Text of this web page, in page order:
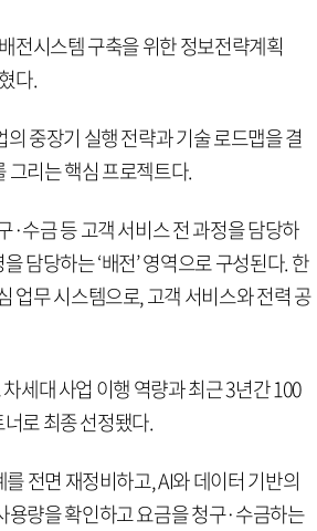
전시스템 구축을 위한 정보전략계획
다.
중장기 실행 전략과 기술 로드맵을 결
그리는 핵심 프로젝트다.
수금 등 고객 서비스 전 과정을 담당하
담당하는 ‘배전’ 영역으로 구성된다. 한
업무 시스템으로, 고객 서비스와 전력 공
세대 사업 이행 역량과 최근 3년간 100
로 최종 선정됐다.
전면 재정비하고, AI와 데이터 기반의
용량을 확인하고 요금을 청구·수금하는